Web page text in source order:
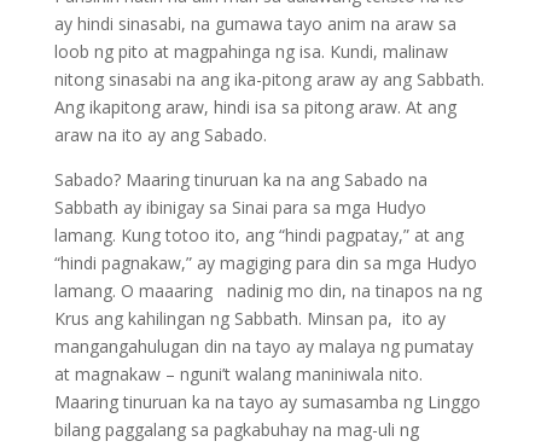
ay hindi sinasabi, na gumawa tayo anim na araw sa
loob ng pito at magpahinga ng isa. Kundi, malinaw
nitong sinasabi na ang ika-pitong araw ay ang Sabbath.
Ang ikapitong araw, hindi isa sa pitong araw. At ang
araw na ito ay ang Sabado.
Sabado? Maaring tinuruan ka na ang Sabado na
Sabbath ay ibinigay sa Sinai para sa mga Hudyo
lamang. Kung totoo ito, ang “hindi pagpatay,” at ang
“hindi pagnakaw,” ay magiging para din sa mga Hudyo
lamang. O maaaring nadinig mo din, na tinapos na ng
Krus ang kahilingan ng Sabbath. Minsan pa, ito ay
mangangahulugan din na tayo ay malaya ng pumatay
at magnakaw – nguni’t walang maniniwala nito.
Maaring tinuruan ka na tayo ay sumasamba ng Linggo
bilang paggalang sa pagkabuhay na mag-uli ng